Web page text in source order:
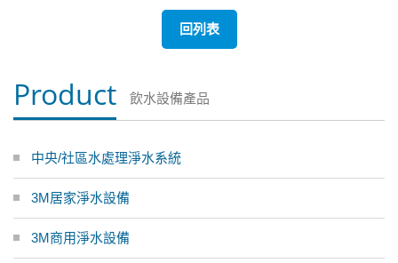
回列表
Product 飲水設備產品
中央/社區水處理淨水系統
3M居家淨水設備
3M商用淨水設備